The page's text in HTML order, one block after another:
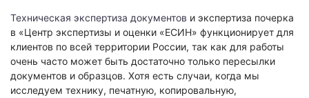
Техническая экспертиза документов и экспертиза почерка
в «Центр экспертизы и оценки «ЕСИН» функционирует для
клиентов по всей территории России, так как для работы
очень часто может быть достаточно только пересылки
документов и образцов. Хотя есть случаи, когда мы
исследуем технику, печатную, копировальную,